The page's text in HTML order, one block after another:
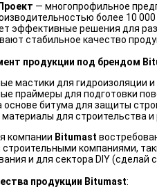
— многопрофильное
более 10
эффективные решения для
стабильное качество
продукции под брендом
мастики для гидроизоляции и
праймеры для подготовки
основе битума для защиты
для строительства и
компании Bitumast
компаниями,
и для сектора DIY (сделай
продукции Bitumast: